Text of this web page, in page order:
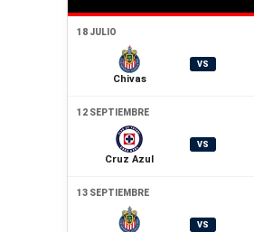
18 JULIO
Chivas
VS
12 SEPTIEMBRE
Cruz Azul
VS
13 SEPTIEMBRE
VS